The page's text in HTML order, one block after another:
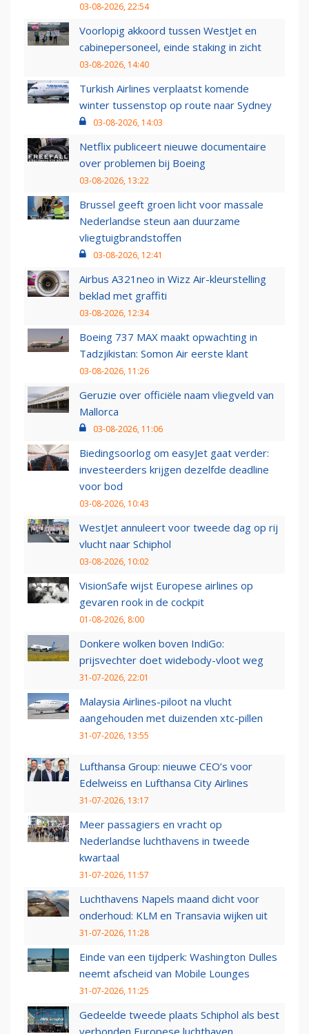
03-08-2026, 22:54
Voorlopig akkoord tussen WestJet en
cabinepersoneel, einde staking in zicht
03-08-2026, 14:40
Turkish Airlines verplaatst komende
winter tussenstop op route naar Sydney
03-08-2026, 14:03
Netflix publiceert nieuwe documentaire
over problemen bij Boeing
03-08-2026, 13:22
Brussel geeft groen licht voor massale
Nederlandse steun aan duurzame
vliegtuigbrandstoffen
03-08-2026, 12:41
Airbus A321neo in Wizz Air-kleurstelling
beklad met graffiti
03-08-2026, 12:34
Boeing 737 MAX maakt opwachting in
Tadzjikistan: Somon Air eerste klant
03-08-2026, 11:26
Geruzie over officiële naam vliegveld van
Mallorca
03-08-2026, 11:06
Biedingsoorlog om easyJet gaat verder:
investeerders krijgen dezelfde deadline
voor bod
03-08-2026, 10:43
WestJet annuleert voor tweede dag op rij
vlucht naar Schiphol
03-08-2026, 10:02
VisionSafe wijst Europese airlines op
gevaren rook in de cockpit
01-08-2026, 8:00
Donkere wolken boven IndiGo:
prijsvechter doet widebody-vloot weg
31-07-2026, 22:01
Malaysia Airlines-piloot na vlucht
aangehouden met duizenden xtc-pillen
31-07-2026, 13:55
Lufthansa Group: nieuwe CEO’s voor
Edelweiss en Lufthansa City Airlines
31-07-2026, 13:17
Meer passagiers en vracht op
Nederlandse luchthavens in tweede
kwartaal
31-07-2026, 11:57
Luchthavens Napels maand dicht voor
onderhoud: KLM en Transavia wijken uit
31-07-2026, 11:28
Einde van een tijdperk: Washington Dulles
neemt afscheid van Mobile Lounges
31-07-2026, 11:25
Gedeelde tweede plaats Schiphol als best